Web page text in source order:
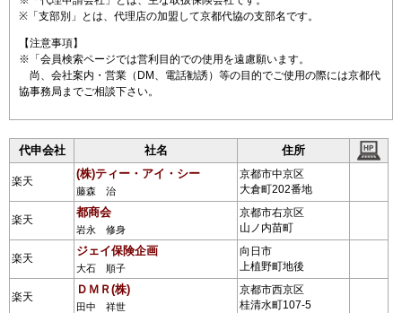
※「支部別」とは、代理店の加盟して京都代協の支部名です。
【注意事項】
※「会員検索ページでは営利目的での使用を遠慮願います。
尚、会社案内・営業（DM、電話勧誘）等の目的でご使用の際には京都代
協事務局までご相談下さい。
代申会社 社名 住所
楽天
(株)ティー・アイ・シー
藤森 治
京都市中京区
大倉町202番地
楽天
都商会
岩永 修身
京都市右京区
山ノ内苗町
楽天
ジェイ保険企画
大石 順子
向日市
上植野町地後
楽天
ＤＭＲ(株)
田中 祥世
京都市西京区
桂清水町107-5